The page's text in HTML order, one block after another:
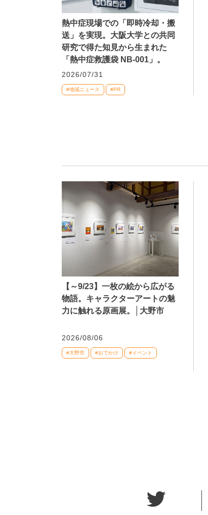
熱中症現場での「即時冷却・搬
送」を実現。大阪大学との共同
研究で得た知見から生まれた
「熱中症救護袋 NB-001」。
2026/07/31
#地域ニュース #PR
【～9/23】一枚の絵から広がる
物語。キャラクターアートの魅
力に触れる原画展。│大野市
2026/08/06
#大野市 #おでかけ #イベント